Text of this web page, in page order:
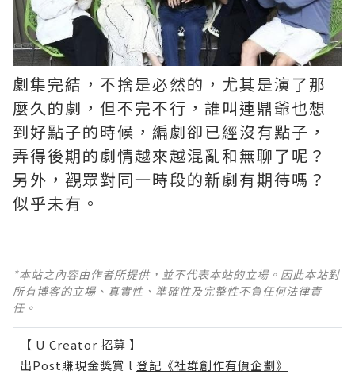
劇集完結，不捨是必然的，尤其是演了那
麼久的劇，但不完不行，誰叫連鼎爺也想
到好點子的時候，編劇卻已經沒有點子，
弄得後期的劇情越來越混亂和無聊了呢？ ​​​
另外，觀眾對同一時段的新劇有期待嗎？
似乎未有。
*本站之內容由作者所提供，並不代表本站的立場。因此本站對
所有博客的立場、真實性、準確性及完整性不負任何法律責
任。
【 U Creator 招募 】
出Post賺現金獎賞 l 登記《社群創作有價企劃》